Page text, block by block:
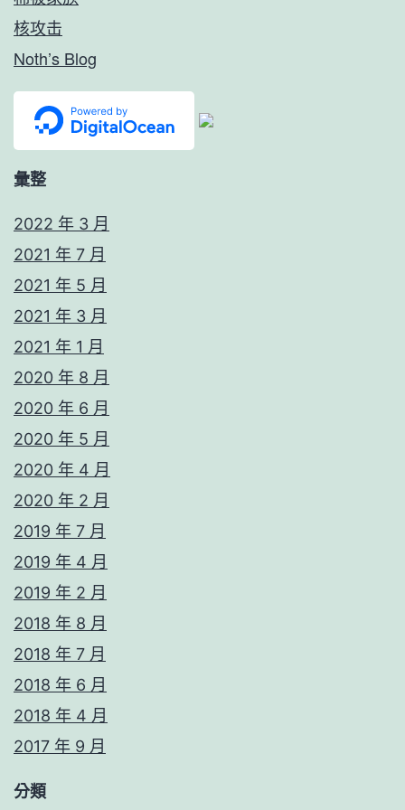
核攻击
Noth’s Blog
彙整
2022 年 3 月
2021 年 7 月
2021 年 5 月
2021 年 3 月
2021 年 1 月
2020 年 8 月
2020 年 6 月
2020 年 5 月
2020 年 4 月
2020 年 2 月
2019 年 7 月
2019 年 4 月
2019 年 2 月
2018 年 8 月
2018 年 7 月
2018 年 6 月
2018 年 4 月
2017 年 9 月
分類